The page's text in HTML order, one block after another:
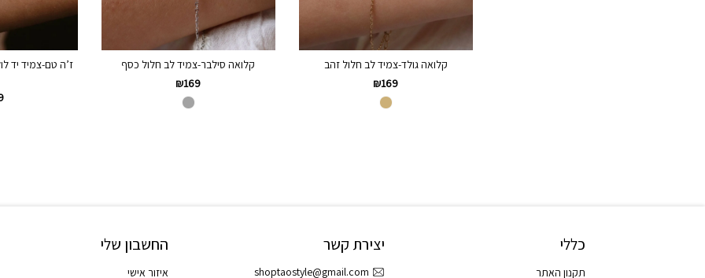
קלואה גולד-צמיד לב חלול זהב
₪169
קלואה סילבר-צמיד לב חלול כסף
₪169
ז’ה טם-צמיד יד
כללי
תקנון האתר
החשבון שלי
איזור אישי
יצירת קשר
shoptaostyle@gmail.com